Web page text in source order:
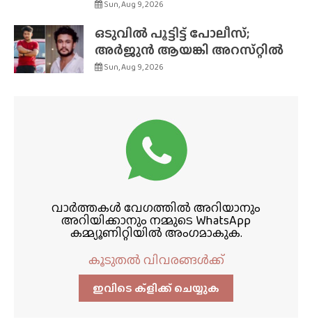
Sun, Aug 9, 2026
ഒടുവിൽ പൂട്ടിട്ട് പോലീസ്;
അർജുൻ ആയങ്കി അറസ്‌റ്റിൽ
Sun, Aug 9, 2026
വാർത്തകൾ വേഗത്തിൽ അറിയാനും
അറിയിക്കാനും നമ്മുടെ WhatsApp
കമ്മ്യൂണിറ്റിയിൽ അംഗമാകുക.
കൂടുതൽ വിവരങ്ങൾക്ക്
ഇവിടെ ക്ളിക്ക്‌ ചെയ്യുക